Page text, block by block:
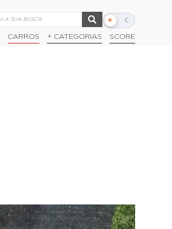
☀ ☾
Alternar
escuro
CARROS + CATEGORIAS SCORE